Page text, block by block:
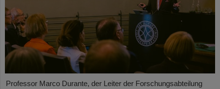
Professor Marco Durante, der Leiter der Forschungsabteilung